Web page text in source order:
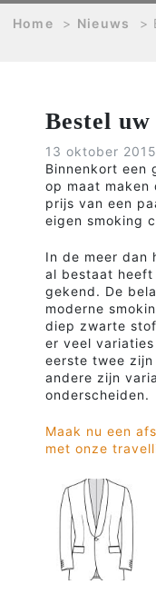
Home > Nieuws >
Bestel
13 oktober 2015
Binnenkort een
op maat maken
prijs van een
eigen smoking
In de meer dan
al bestaat heeft
gekend. De
moderne
diep zwarte
er veel
eerste twee
andere zijn
onderscheiden.
Maak nu een
met onze